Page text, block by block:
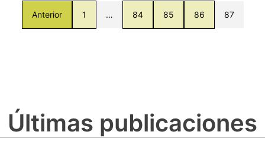
Anterior 1 … 84 85 86 87
Últimas publicaciones